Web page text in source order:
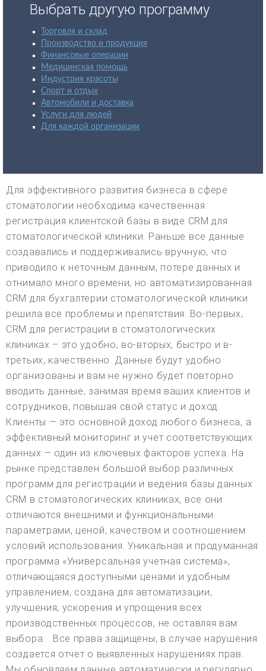
Выбрать другую программу
Торговля и склад
Производство и продукция
Финансовые операции
Медицинская помощь
Индустрия красоты
Спорт и отдых
Автомобили и доставка
Услуги для людей
Для каждой организации
Для эффективного развития бизнеса в сфере
стоматологии необходима качественная
регистрация клиентской базы в виде CRM для
стоматологической клиники. Раньше все данные
создавались и поддерживались вручную, что
приводило к неточным данным, потере данных и
отнимало много времени, но автоматизированная
CRM для бухгалтерии стоматологической клиники
решила все проблемы и препятствия. Во-первых,
CRM для регистрации в стоматологических
клиниках – это удобно, во-вторых, быстро и в-
третьих, качественно. Данные будут удобно
организованы и вам не нужно будет повторно
вводить данные, занимая время ваших клиентов и
сотрудников, повышая свой статус и доход.
Клиенты — это основной доход любого бизнеса, а
эффективный мониторинг и учет соответствующих
данных — один из ключевых факторов успеха. На
рынке представлен большой выбор различных
программ для регистрации и ведения базы данных
CRM в стоматологических клиниках, все они
отличаются внешними и функциональными
параметрами, ценой, качеством и соотношением
условий использования. Уникальная и продуманная
программа «Универсальная учетная система»,
отличающаяся доступными ценами и удобным
управлением, создана для автоматизации,
улучшения, ускорения и упрощения всех
производственных процессов, не оставляя вам
выбора. . Все права защищены, в случае нарушения
создается отчет о выявленных нарушениях прав.